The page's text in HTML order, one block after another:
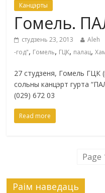
Канцэрты
Гомель.
студзень 23, 2013 Aleh
-год", Гомель, ГЦК, палац,
27 студзеня, Гомель ГЦК
сольны канцэрт гурта
(029) 672 03
Read more
Page
Раiм наведаць